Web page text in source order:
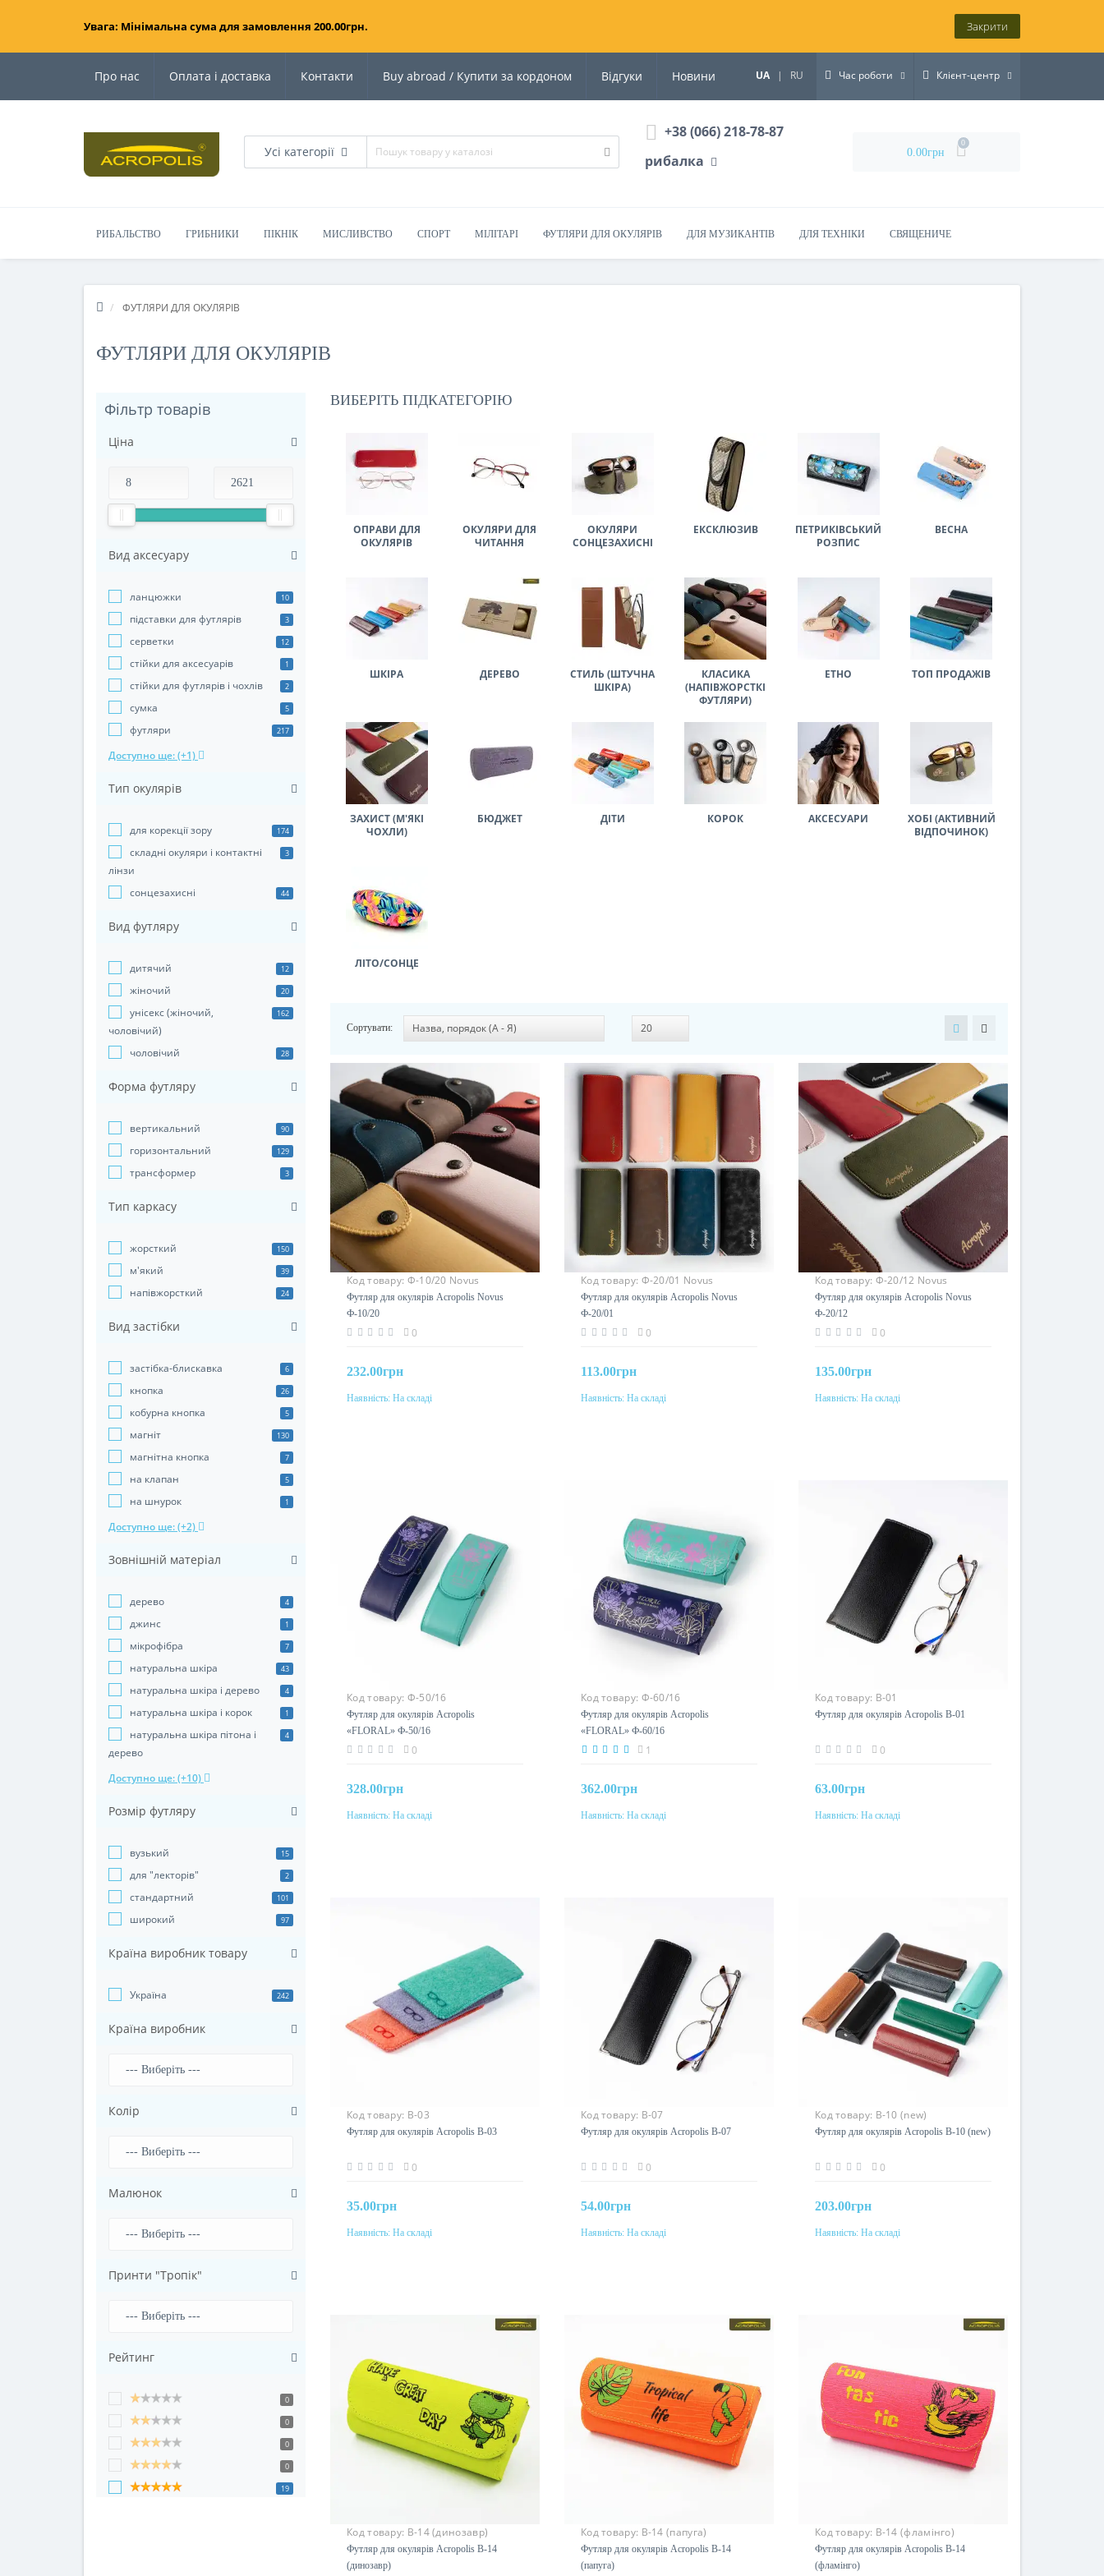
Увага: Мінімальна сума для замовлення 200.00грн. Закрити
Про нас Оплата і доставка Контакти Buy abroad / Купити за кордоном Відгуки Новини UA | RU Час роботи Клієнт-центр
Усі категорії
+38 (066) 218-78-87
рибалка
0.00грн
0
РИБАЛЬСТВО ГРИБНИКИ ПІКНІК МИСЛИВСТВО СПОРТ МІЛІТАРІ ФУТЛЯРИ ДЛЯ ОКУЛЯРІВ ДЛЯ МУЗИКАНТІВ ДЛЯ ТЕХНІКИ СВЯЩЕНИЧЕ
ФУТЛЯРИ ДЛЯ ОКУЛЯРІВ
ФУТЛЯРИ ДЛЯ ОКУЛЯРІВ
Фільтр товарів
Ціна
Вид аксесуару
ланцюжки 10
підставки для футлярів 3
серветки 12
стійки для аксесуарів 1
стійки для футлярів і чохлів 2
сумка 5
футляри 217
Доступно ще: (+1)
Тип окулярів
для корекції зору 174
складні окуляри і контактні
лінзи
3
сонцезахисні 44
Вид футляру
дитячий 12
жіночий 20
унісекс (жіночий,
чоловічий)
162
чоловічий 28
Форма футляру
вертикальний 90
горизонтальний 129
трансформер 3
Тип каркасу
жорсткий 150
м'який 39
напівжорсткий 24
Вид застібки
застібка-блискавка 6
кнопка 26
кобурна кнопка 5
магніт 130
магнітна кнопка 7
на клапан 5
на шнурок 1
Доступно ще: (+2)
Зовнішній матеріал
дерево 4
джинс 1
мікрофібра 7
натуральна шкіра 43
натуральна шкіра і дерево 4
натуральна шкіра і корок 1
натуральна шкіра пітона і
дерево
4
Доступно ще: (+10)
Розмір футляру
вузький 15
для "лекторів" 2
стандартний 101
широкий 97
Країна виробник товару
Україна 242
Країна виробник
Колір
Малюнок
Принти "Тропік"
Рейтинг
0
0
0
0
19
ВИБЕРІТЬ ПІДКАТЕГОРІЮ
ОПРАВИ ДЛЯ
ОКУЛЯРІВ
ОКУЛЯРИ ДЛЯ
ЧИТАННЯ
ОКУЛЯРИ
СОНЦЕЗАХИСНІ
ЕКСКЛЮЗИВ
ПЕТРИКІВСЬКИЙ
РОЗПИС
ВЕСНА
ШКІРА ДЕРЕВО
СТИЛЬ (ШТУЧНА
ШКІРА)
КЛАСИКА
(НАПІВЖОРСТКІ
ФУТЛЯРИ)
ЕТНО ТОП ПРОДАЖІВ
ЗАХИСТ (М'ЯКІ
ЧОХЛИ)
БЮДЖЕТ ДІТИ КОРОК АКСЕСУАРИ
ХОБІ (АКТИВНИЙ
ВІДПОЧИНОК)
ЛІТО/СОНЦЕ
Сортувати:
Код товару: Ф-10/20 Novus
Футляр для окулярів Acropolis Novus
Ф-10/20
0
232.00грн
До кошика
Наявність: На складі
Код товару: Ф-20/01 Novus
Футляр для окулярів Acropolis Novus
Ф-20/01
0
113.00грн
До кошика
Наявність: На складі
Код товару: Ф-20/12 Novus
Футляр для окулярів Acropolis Novus
Ф-20/12
0
135.00грн
До кошика
Наявність: На складі
Код товару: Ф-50/16
Футляр для окулярів Acropolis
«FLORAL» Ф-50/16
0
328.00грн
До кошика
Наявність: На складі
Код товару: Ф-60/16
Футляр для окулярів Acropolis
«FLORAL» Ф-60/16
1
362.00грн
До кошика
Наявність: На складі
Код товару: В-01
Футляр для окулярів Acropolis В-01
0
63.00грн
До кошика
Наявність: На складі
Код товару: В-03
Футляр для окулярів Acropolis В-03
0
35.00грн
До кошика
Наявність: На складі
Код товару: В-07
Футляр для окулярів Acropolis В-07
0
54.00грн
До кошика
Наявність: На складі
Код товару: В-10 (new)
Футляр для окулярів Acropolis В-10 (new)
0
203.00грн
До кошика
Наявність: На складі
Код товару: В-14 (динозавр)
Футляр для окулярів Acropolis В-14
(динозавр)
Код товару: В-14 (папуга)
Футляр для окулярів Acropolis В-14
(папуга)
Код товару: В-14 (фламінго)
Футляр для окулярів Acropolis В-14
(фламінго)